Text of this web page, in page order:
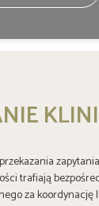
trafiają
za koordynację